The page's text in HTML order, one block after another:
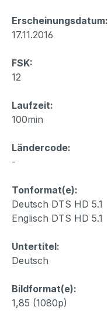
Erscheinungsdatum:
17.11.2016
FSK:
12
Laufzeit:
100min
Ländercode:
-
Tonformat(e):
Deutsch DTS HD 5.1
Englisch DTS HD 5.1
Untertitel:
Deutsch
Bildformat(e):
1,85 (1080p)